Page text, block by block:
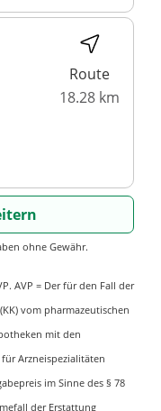
Route
18.28 km
ohne Gewähr.
AVP = Der für den Fall der
vom pharmazeutischen
mit den
Arzneispezialitäten
im Sinne des § 78
der Erstattung